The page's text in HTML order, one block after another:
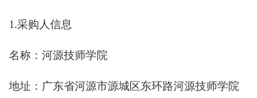
1.采购人信息
名称：河源技师学院
地址：广东省河源市源城区东环路河源技师学院